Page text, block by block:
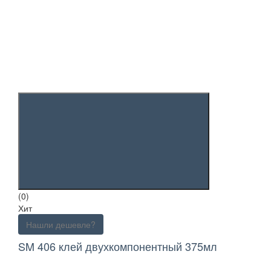
(0)
Хит
Нашли дешевле?
SM 406 клей двухкомпонентный 375мл